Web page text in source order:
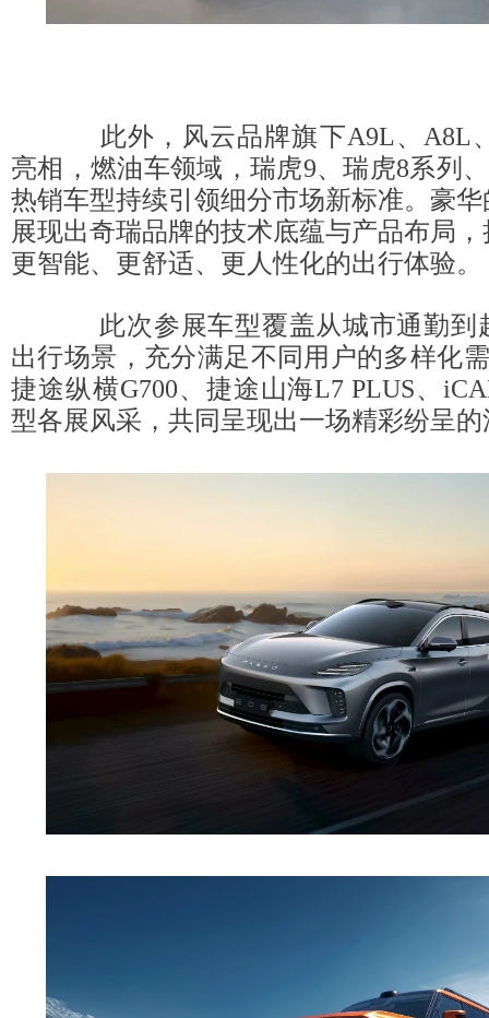
此外，风云品牌旗下A9L、A8L
亮相，燃油车领域，瑞虎9、瑞虎8系列
热销车型持续引领细分市场新标准。豪
展现出奇瑞品牌的技术底蕴与产品布局
更智能、更舒适、更人性化的出行体验。
此次参展车型覆盖从城市通勤到
出行场景，充分满足不同用户的多样化
捷途纵横G700、捷途山海L7 PLUS、
型各展风采，共同呈现出一场精彩纷呈